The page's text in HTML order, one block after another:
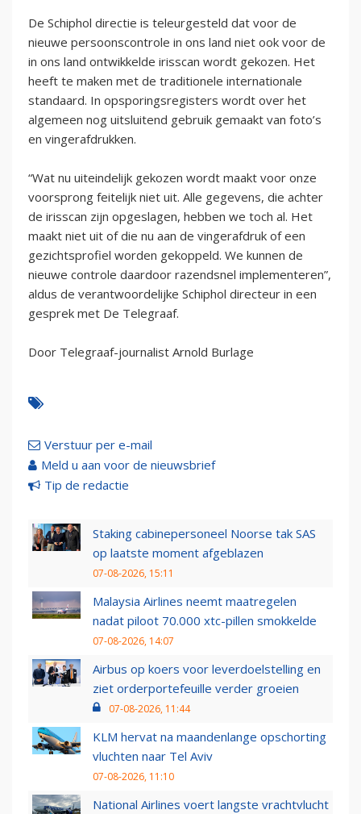
De Schiphol directie is teleurgesteld dat voor de
nieuwe persoonscontrole in ons land niet ook voor de
in ons land ontwikkelde irisscan wordt gekozen. Het
heeft te maken met de traditionele internationale
standaard. In opsporingsregisters wordt over het
algemeen nog uitsluitend gebruik gemaakt van foto’s
en vingerafdrukken.
“Wat nu uiteindelijk gekozen wordt maakt voor onze
voorsprong feitelijk niet uit. Alle gegevens, die achter
de irisscan zijn opgeslagen, hebben we toch al. Het
maakt niet uit of die nu aan de vingerafdruk of een
gezichtsprofiel worden gekoppeld. We kunnen de
nieuwe controle daardoor razendsnel implementeren”,
aldus de verantwoordelijke Schiphol directeur in een
gesprek met De Telegraaf.
Door Telegraaf-journalist Arnold Burlage
Verstuur per e-mail
Meld u aan voor de nieuwsbrief
Tip de redactie
Staking cabinepersoneel Noorse tak SAS
op laatste moment afgeblazen
07-08-2026, 15:11
Malaysia Airlines neemt maatregelen
nadat piloot 70.000 xtc-pillen smokkelde
07-08-2026, 14:07
Airbus op koers voor leverdoelstelling en
ziet orderportefeuille verder groeien
07-08-2026, 11:44
KLM hervat na maandenlange opschorting
vluchten naar Tel Aviv
07-08-2026, 11:10
National Airlines voert langste vrachtvlucht